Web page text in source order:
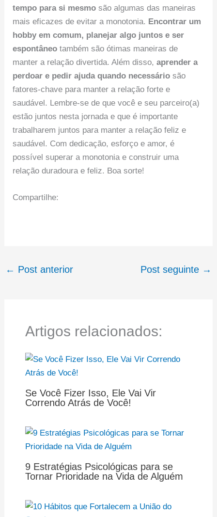
tempo para si mesmo são algumas das maneiras
mais eficazes de evitar a monotonia. Encontrar um
hobby em comum, planejar algo juntos e ser
espontâneo também são ótimas maneiras de
manter a relação divertida. Além disso,aprender a
perdoar e pedir ajuda quando necessário são
fatores-chave para manter a relação forte e
saudável. Lembre-se de que você e seu parceiro(a)
estão juntos nesta jornada e que é importante
trabalharem juntos para manter a relação feliz e
saudável. Com dedicação, esforço e amor, é
possível superar a monotonia e construir uma
relação duradoura e feliz. Boa sorte!
Compartilhe:
← Post anterior Post seguinte →
Artigos relacionados:
Se Você Fizer Isso, Ele Vai Vir
Correndo Atrás de Você!
9 Estratégias Psicológicas para se
Tornar Prioridade na Vida de Alguém